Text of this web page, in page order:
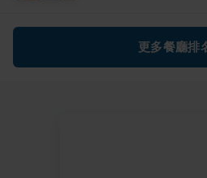
更多餐廳排